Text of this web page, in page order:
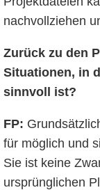
nachvollziehen
Zurück zu den
Situationen, in
sinnvoll ist?
FP:
für möglich und
Sie ist keine
ursprünglichen